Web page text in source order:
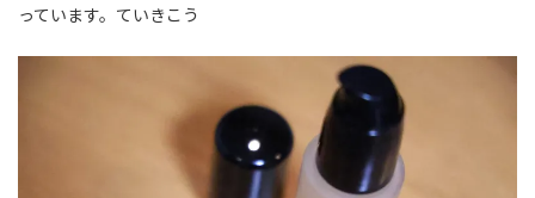
っています。ていきこう